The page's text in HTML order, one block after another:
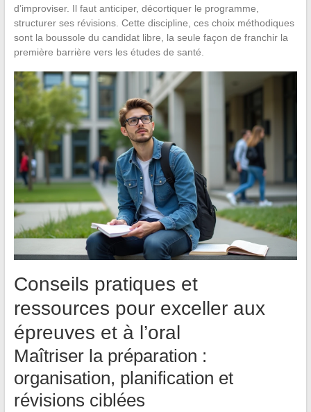
d’improviser. Il faut anticiper, décortiquer le programme,
structurer ses révisions. Cette discipline, ces choix méthodiques
sont la boussole du candidat libre, la seule façon de franchir la
première barrière vers les études de santé.
Conseils pratiques et
ressources pour exceller aux
épreuves et à l’oral
Maîtriser la préparation :
organisation, planification et
révisions ciblées